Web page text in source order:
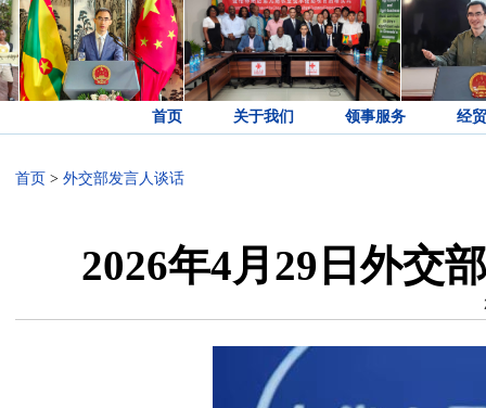
首页 关于我们 领事服务 经
首页 > 外交部发言人谈话
2026年4月29日外交